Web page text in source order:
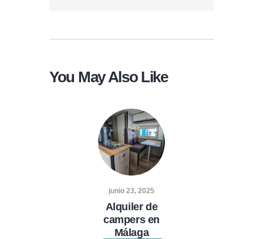
You May Also Like
junio 23, 2025
Alquiler de
campers en
Málaga